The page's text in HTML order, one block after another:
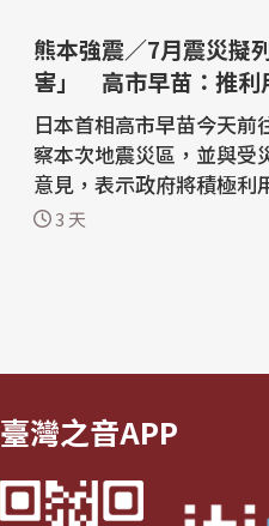
熊本強震／7月震災擬
害」 高市早苗：推利
次避難
日本首相高市早苗今天前
察本次地震災區，並與受
意見，表示政府將積極利
館推動「二次避難」措施
3 天
臺灣之音APP